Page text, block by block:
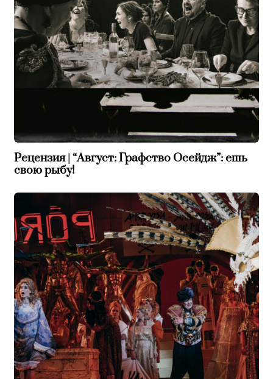
Рецензия | “Август: Графство Осейдж”: ешь
свою рыбу!